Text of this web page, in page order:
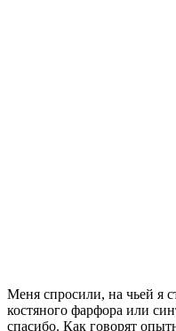
Меня спросили, на чьей я
костяного фарфора или
спасибо. Как говорят